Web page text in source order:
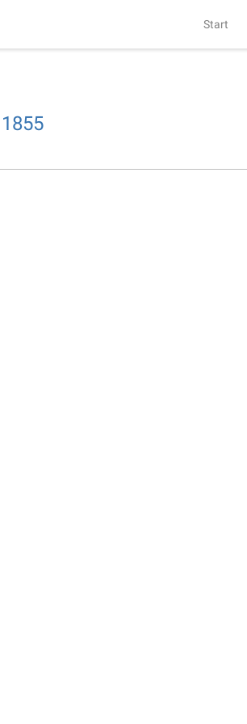
Start
1855